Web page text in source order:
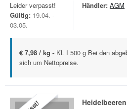
Leider verpasst!
Gültig: 19.04. -
03.05.
Händler: AGM
€ 7,98 / kg - KL I 500 g Bei den
sich um Nettopreise.
Heidelbeeren